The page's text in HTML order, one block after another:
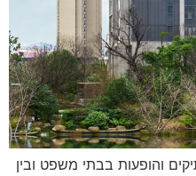
תיקים והופעות בבתי משפט ובין